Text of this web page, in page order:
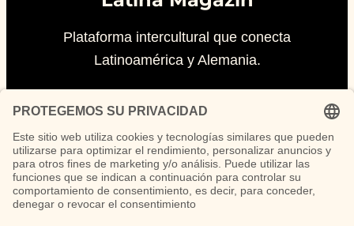
Plataforma intercultural que conecta
Latinoamérica y Alemania.
reservados.
Desarrollado con IONOS · Diseño y
contenido por F1 Assistent